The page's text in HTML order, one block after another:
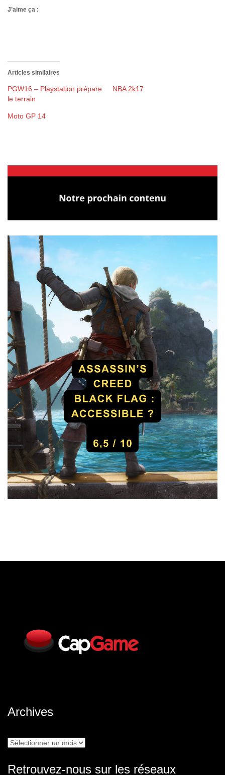
J’aime ça :
Articles similaires
PGW16 – Playstation prépare
le terrain
NBA 2k17
Moto GP 14
Archives
Archives
Retrouvez-nous sur les réseaux